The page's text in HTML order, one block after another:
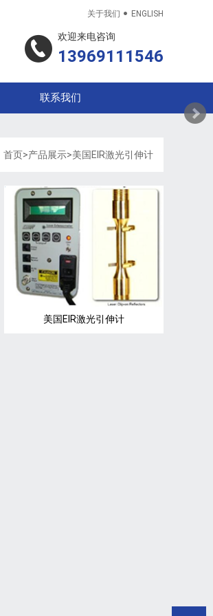
关于我们  ENGLISH
欢迎来电咨询
13969111546
联系我们
首页>产品展示>美国EIR激光引伸计
美国EIR激光引伸计